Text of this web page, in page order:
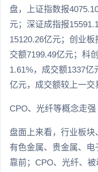
盘，上证指数报
元；深证成指报
15120.26亿元；创业
交额7199.49亿元；科
1.61%，成交额1337
亿元，成交额较上一交
CPO、光纤等概念走
盘面上来看，行业板块
有色金属、贵金属、
靠前；CPO、光纤、